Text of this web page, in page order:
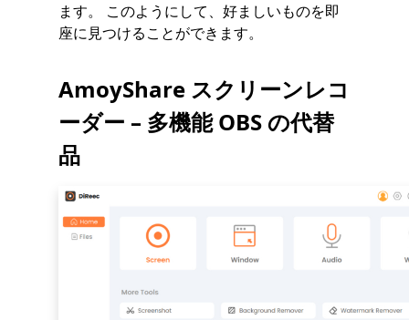
ます。 このようにして、好ましいものを即
座に見つけることができます。
AmoyShare スクリーンレコ
ーダー – 多機能 OBS の代替
品